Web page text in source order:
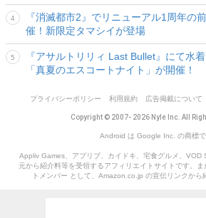
『消滅都市2』でリニューアル1周年の
催！新限定タマシイが登場
『アサルトリリィ Last Bullet』にて水
「真夏のエスコートナイト」が開催！
プライバシーポリシー 利用規約 広告掲載について
Copyright © 2007- 2026 Nyle Inc. All
Android は Google Inc. の商標で
Appliv Games、アプリブ、カイドキ、宅食グルメ、VOD
元から紹介料等を受領するアフィリエイトサイトです。
トメンバー として、Amazon.co.jp の宣伝リンクから